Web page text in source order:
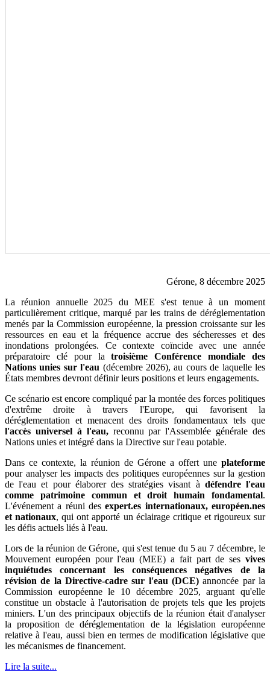
Gérone, 8 décembre 2025
La réunion annuelle 2025 du MEE s'est tenue à un moment
particulièrement critique, marqué par les trains de déréglementation
menés par la Commission européenne, la pression croissante sur les
ressources en eau et la fréquence accrue des sécheresses et des
inondations prolongées. Ce contexte coïncide avec une année
préparatoire clé pour latroisième Conférence mondiale des
Nations unies sur l'eau (décembre 2026), au cours de laquelle les
États membres devront définir leurs positions et leurs engagements.
Ce scénario est encore compliqué par la montée des forces politiques
d'extrême droite à travers l'Europe, qui favorisent la
déréglementation et menacent des droits fondamentaux tels que
l'accès universel à l'eau,reconnu par l'Assemblée générale des
Nations unies et intégré dans la Directive sur l'eau potable.
Dans ce contexte, la réunion de Gérone a offert une plateforme
pour analyser les impacts des politiques européennes sur la gestion
de l'eau et pour élaborer des stratégies visant à défendre l'eau
comme patrimoine commun et droit humain fondamental.
L'événement a réuni desexpert.es internationaux, européen.nes
et nationaux, qui ont apporté un éclairage critique et rigoureux sur
les défis actuels liés à l'eau.
Lors de la réunion de Gérone, qui s'est tenue du 5 au 7 décembre, le
Mouvement européen pour l'eau (MEE) a fait part de ses vives
inquiétudes concernant les conséquences négatives de la
révision de la Directive-cadre sur l'eau (DCE) annoncée par la
Commission européenne le 10 décembre 2025, arguant qu'elle
constitue un obstacle à l'autorisation de projets tels que les projets
miniers. L'un des principaux objectifs de la réunion était d'analyser
la proposition de déréglementation de la législation européenne
relative à l'eau, aussi bien en termes de modification législative que
les mécanismes de financement.
Lire la suite...